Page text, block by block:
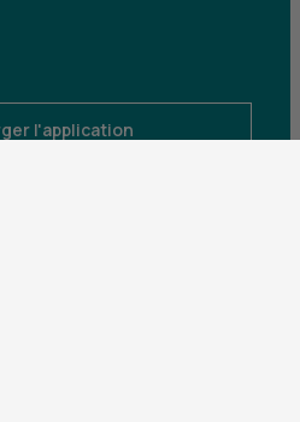
l'application